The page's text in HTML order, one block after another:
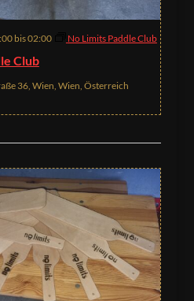
Club
bis02:00 No Limits Paddle Club
36, Wien, Wien, Österreich